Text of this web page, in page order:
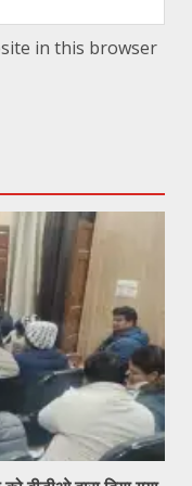
in this browser